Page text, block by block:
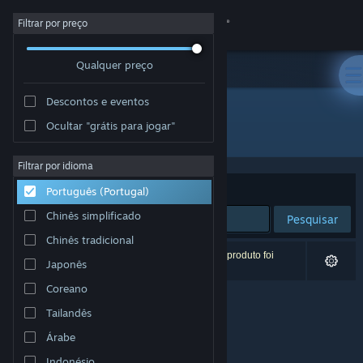
Iniciar sessão
Sobre
Apoio
Alterar idioma
Instala a app móvel do Steam
Ver versão para computadores
Filtrar por preço
Qualquer preço
Descontos e eventos
Ocultar "grátis para jogar"
Filtrar por idioma
Português (Portugal)
Chinês simplificado
Chinês tradicional
Japonês
Coreano
Tailandês
Árabe
Developer: Hauskaz
Ordenar por Relevância
Pesquisar
0 resultados correspondentes à tua pesquisa. 1 produto foi
excluído com base nas tuas preferências.